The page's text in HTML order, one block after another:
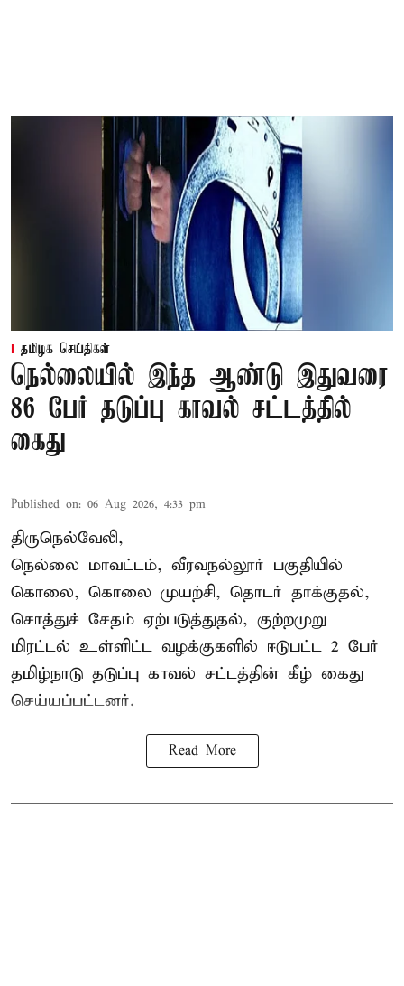
தமிழக செய்திகள்
நெல்லையில் இந்த ஆண்டு இதுவரை
86 பேர் தடுப்பு காவல் சட்டத்தில்
கைது
Published on: 06 Aug 2026, 4:33 pm
திருநெல்வேலி,
நெல்லை மாவட்டம், வீரவநல்லூர் பகுதியில்
கொலை, கொலை முயற்சி, தொடர் தாக்குதல்,
சொத்துச் சேதம் ஏற்படுத்துதல், குற்றமுறு
மிரட்டல் உள்ளிட்ட வழக்குகளில் ஈடுபட்ட 2 பேர்
தமிழ்நாடு தடுப்பு காவல் சட்டத்தின் கீழ் கைது
செய்யப்பட்டனர்.
Read More